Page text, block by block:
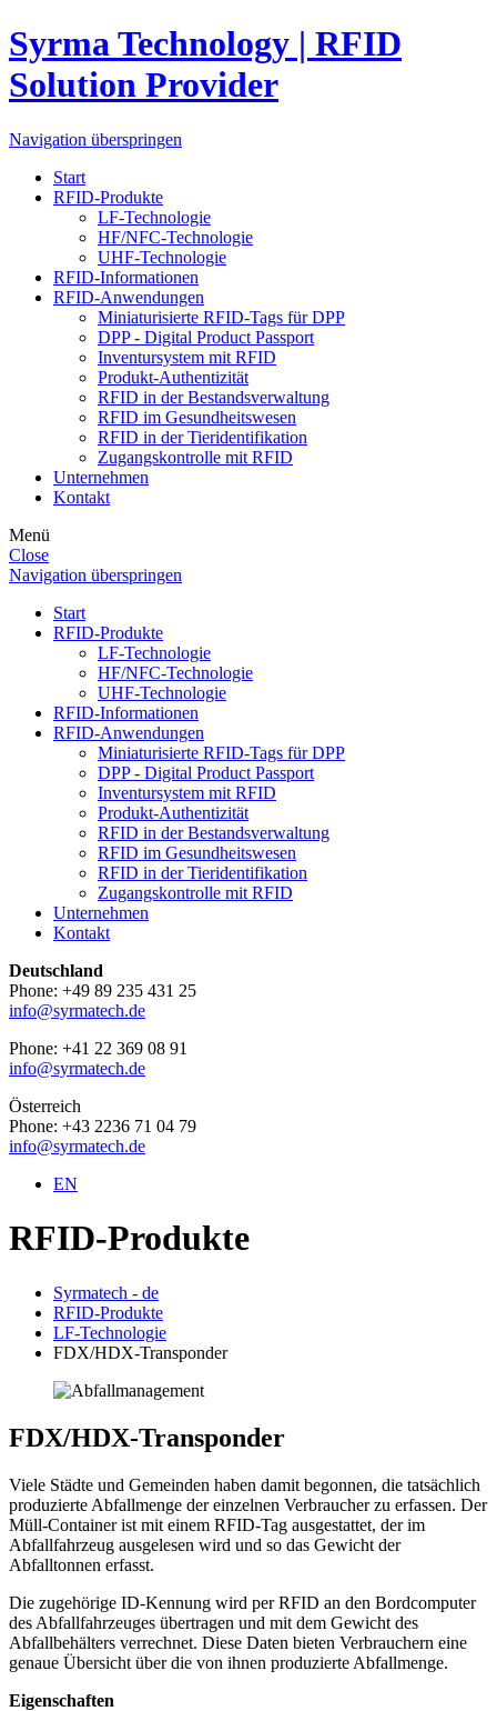
Syrma Technology | RFID
Solution Provider
Navigation überspringen
Start
RFID-Produkte
LF-Technologie
HF/NFC-Technologie
UHF-Technologie
RFID-Informationen
RFID-Anwendungen
Miniaturisierte RFID-Tags für DPP
DPP - Digital Product Passport
Inventursystem mit RFID
Produkt-Authentizität
RFID in der Bestandsverwaltung
RFID im Gesundheitswesen
RFID in der Tieridentifikation
Zugangskontrolle mit RFID
Unternehmen
Kontakt
Menü
Close
Navigation überspringen
Start
RFID-Produkte
LF-Technologie
HF/NFC-Technologie
UHF-Technologie
RFID-Informationen
RFID-Anwendungen
Miniaturisierte RFID-Tags für DPP
DPP - Digital Product Passport
Inventursystem mit RFID
Produkt-Authentizität
RFID in der Bestandsverwaltung
RFID im Gesundheitswesen
RFID in der Tieridentifikation
Zugangskontrolle mit RFID
Unternehmen
Kontakt
Deutschland
Phone: +49 89 235 431 25
info@syrmatech.de
Phone: +41 22 369 08 91
info@syrmatech.de
Österreich
Phone: +43 2236 71 04 79
info@syrmatech.de
EN
RFID-Produkte
Syrmatech - de
RFID-Produkte
LF-Technologie
FDX/HDX-Transponder
FDX/HDX-Transponder
Viele Städte und Gemeinden haben damit begonnen, die tatsächlich
produzierte Abfallmenge der einzelnen Verbraucher zu erfassen. Der
Müll-Container ist mit einem RFID-Tag ausgestattet, der im
Abfallfahrzeug ausgelesen wird und so das Gewicht der
Abfalltonnen erfasst.
Die zugehörige ID-Kennung wird per RFID an den Bordcomputer
des Abfallfahrzeuges übertragen und mit dem Gewicht des
Abfallbehälters verrechnet. Diese Daten bieten Verbrauchern eine
genaue Übersicht über die von ihnen produzierte Abfallmenge.
Eigenschaften